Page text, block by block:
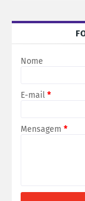
Nome
E-mail *
Mensagem *